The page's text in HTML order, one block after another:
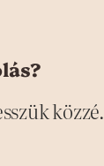
közzé.